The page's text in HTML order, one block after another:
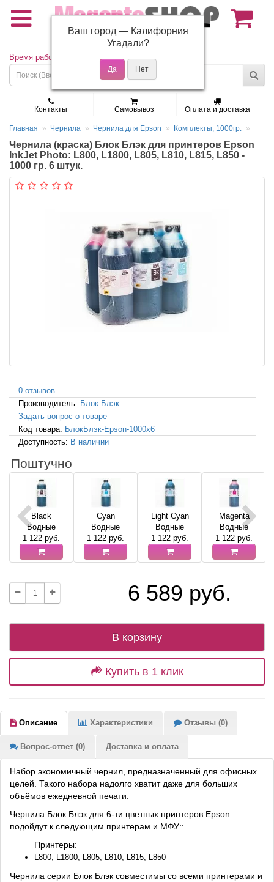
(495) 150-01-37
Время работы: Пн - Пт 9:30 - 19:00
Контакты Самовывоз Оплата и доставка
Главная Чернила Чернила для Epson Комплекты, 1000гр.
Чернила (краска) Блок Блэк для принтеров Epson
InkJet Photo: L800, L1800, L805, L810, L815, L850 -
1000 гр. 6 штук.
0 отзывов
Производитель: Блок Блэк
Задать вопрос о товаре
Код товара: БлокБлэк-Epson-1000x6
Доступность: В наличии
Поштучно
Black
Водные
1 122 руб.
Cyan
Водные
1 122 руб.
Light Cyan
Водные
1 122 руб.
Magenta
Водные
1 122 руб.
6 589 руб.
В корзину
Купить в 1 клик
Описание Характеристики Отзывы (0)
Вопрос-ответ (0) Доставка и оплата
Набор экономичный чернил, предназначенный для офисных
целей. Такого набора надолго хватит даже для больших
объёмов ежедневной печати.
Чернила Блок Блэк для 6-ти цветных принтеров Epson
подойдут к следующим принтерам и МФУ::
Принтеры:
L800, L1800, L805, L810, L815, L850
Чернила серии Блок Блэк совместимы со всеми принтерами и
Ваш город — Калифорния
Угадали?